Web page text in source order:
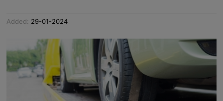
Added: 29-01-2024